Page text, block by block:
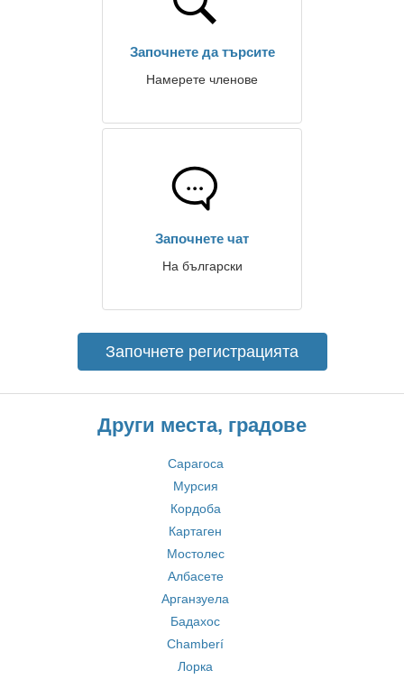
Започнете да търсите
Намерете членове
Започнете чат
На български
Започнете регистрацията
Други места, градове
Сарагоса
Мурсия
Кордоба
Картаген
Мостолес
Албасете
Арганзуела
Бадахос
Chamberí
Лорка